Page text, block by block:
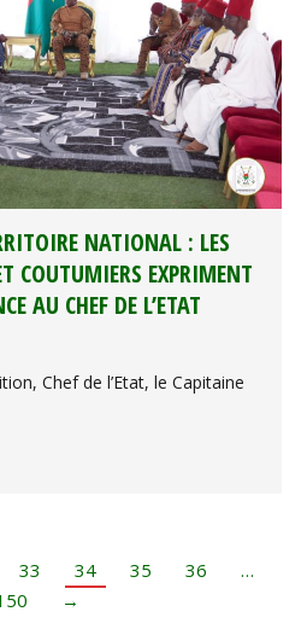
NATIONAL : LES
COUTUMIERS EXPRIMENT
AU CHEF DE L’ETAT
Chef de l’Etat, le Capitaine
33 34 35 36
…
→